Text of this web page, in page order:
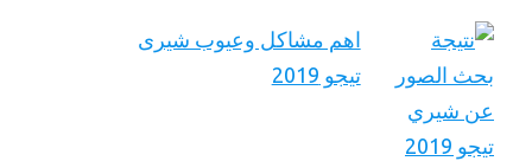
اهم مشاكل وعيوب شيرى
تيجو 2019